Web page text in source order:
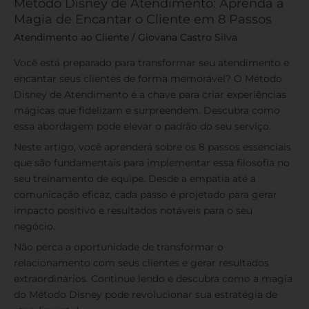
Método Disney de Atendimento: Aprenda a
Magia de Encantar o Cliente em 8 Passos
Atendimento ao Cliente / Giovana Castro Silva
Você está preparado para transformar seu atendimento e
encantar seus clientes de forma memorável? O Método
Disney de Atendimento é a chave para criar experiências
mágicas que fidelizam e surpreendem. Descubra como
essa abordagem pode elevar o padrão do seu serviço.
Neste artigo, você aprenderá sobre os 8 passos essenciais
que são fundamentais para implementar essa filosofia no
seu treinamento de equipe. Desde a empatia até a
comunicação eficaz, cada passo é projetado para gerar
impacto positivo e resultados notáveis para o seu
negócio.
Não perca a oportunidade de transformar o
relacionamento com seus clientes e gerar resultados
extraordinários. Continue lendo e descubra como a magia
do Método Disney pode revolucionar sua estratégia de